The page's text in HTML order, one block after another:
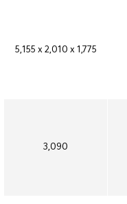
5,155 x 2,010 x 1,775
3,090